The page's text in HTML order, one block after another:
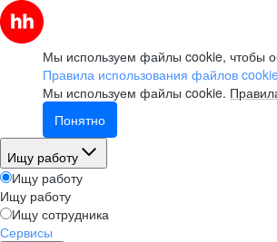
Мы используем файлы cookie, чтобы
Правила использования файлов
Мы используем файлы cookie.
Понятно
Ищу работу
Ищу работу
Ищу работу
Ищу сотрудника
Сервисы